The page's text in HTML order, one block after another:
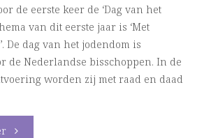
de eerste keer de ‘Dag van het
van dit eerste jaar is ‘Met
De dag van het jodendom is
de Nederlandse bisschoppen. In de
worden zij met raad en daad
"Interview